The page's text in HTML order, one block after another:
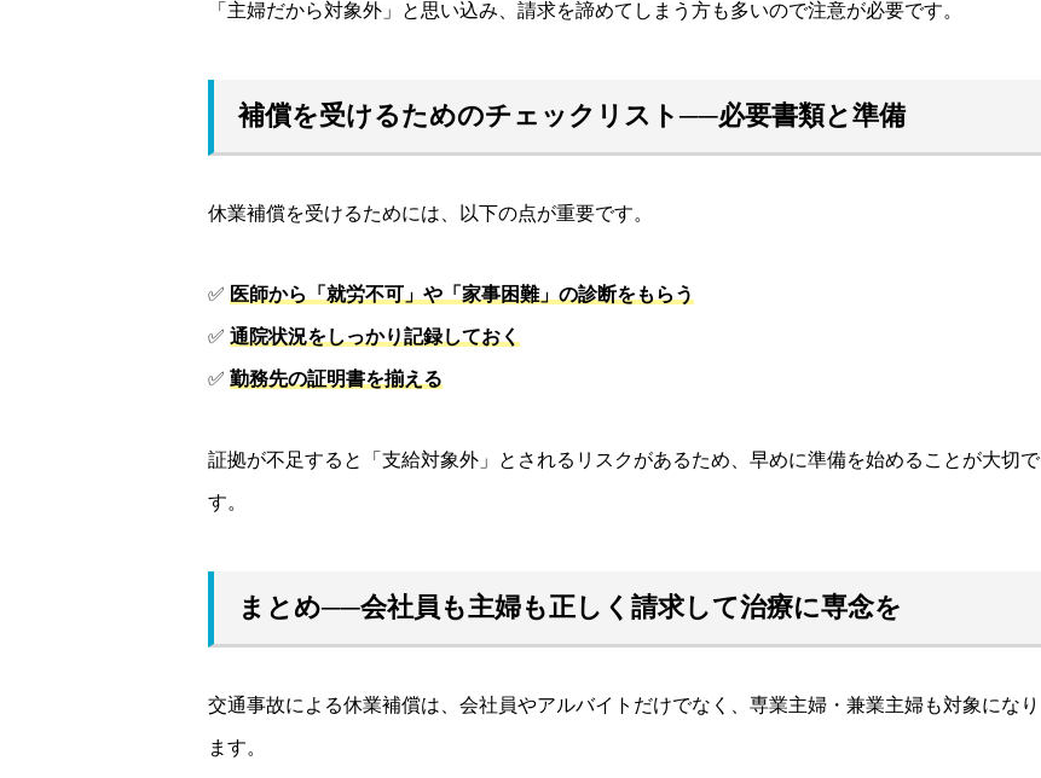
「主婦だから対象外」と思い込み、請求を諦めてしまう方も多いので注意が必要です。
補償を受けるためのチェックリスト──必要書類と準備
休業補償を受けるためには、以下の点が重要です。
✅ 医師から「就労不可」や「家事困難」の診断をもらう
✅ 通院状況をしっかり記録しておく
✅ 勤務先の証明書を揃える
証拠が不足すると「支給対象外」とされるリスクがあるため、早めに準備を始めることが大切で
す。
まとめ──会社員も主婦も正しく請求して治療に専念を
交通事故による休業補償は、会社員やアルバイトだけでなく、専業主婦・兼業主婦も対象になり
ます。